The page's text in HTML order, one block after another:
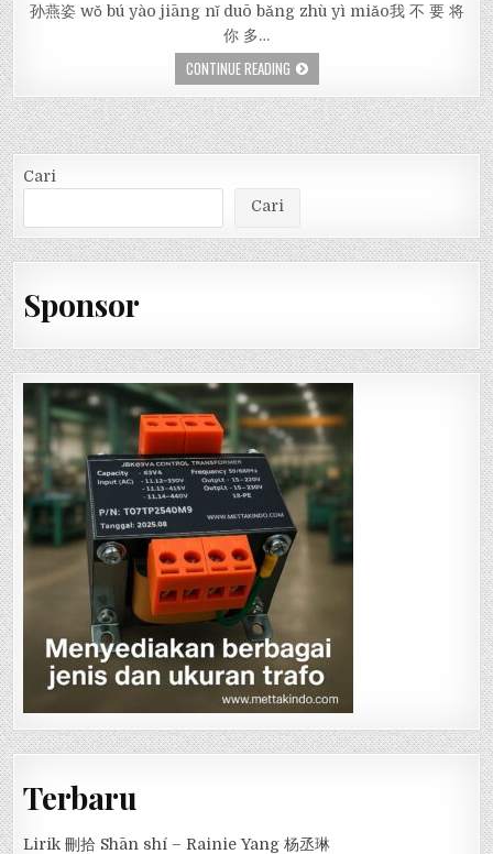
孙燕姿 wǒ bú yào jiāng nǐ duō bǎng zhù yì miǎo我 不 要 将
你 多…
CONTINUE READING
Cari
Cari
Sponsor
Terbaru
Lirik 刪拾 Shān shí – Rainie Yang 杨丞琳